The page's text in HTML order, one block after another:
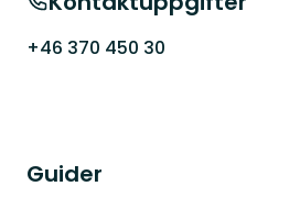
+46 370 450 30
Guider